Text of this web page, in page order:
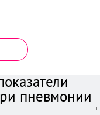
пневмонии